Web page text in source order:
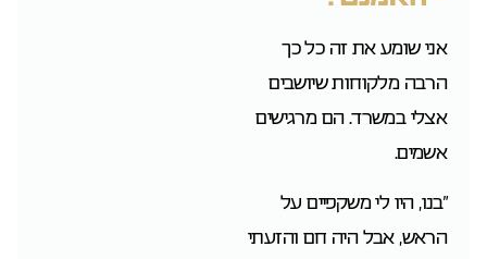
אני שומע את זה כל כך
הרבה מלקוחות שיושבים
אצלי במשרד. הם מרגישים
אשמים.
“בנו, היו לי משקפיים על
הראש, אבל היה חם והזעתי